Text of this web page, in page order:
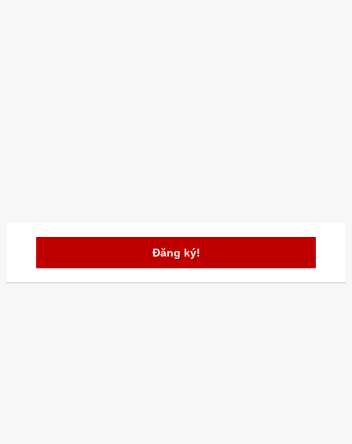
Đăng ký!